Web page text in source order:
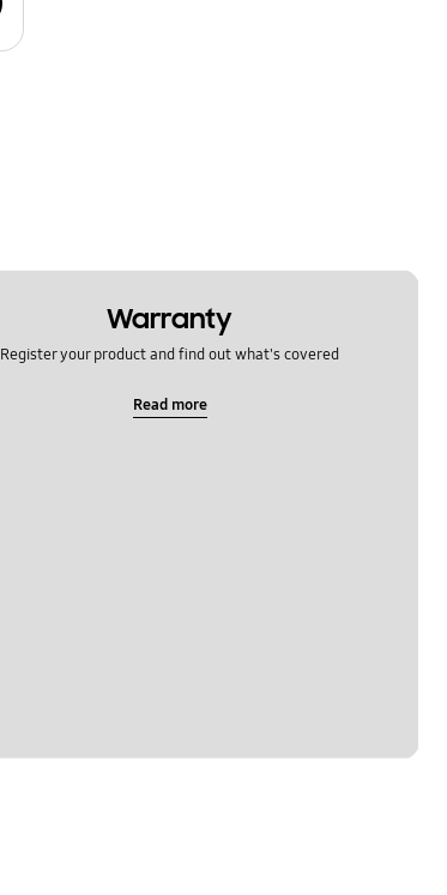
Warranty
Register your product and find out what's covered
Read more